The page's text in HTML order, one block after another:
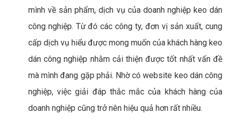
mình về sản phẩm, dịch vụ của doanh nghiệp keo dán
công nghiệp. Từ đó các công ty, đơn vị sản xuất, cung
cấp dịch vụ hiểu được mong muốn của khách hàng keo
dán công nghiệp nhằm cải thiện được tốt nhất vấn đề
mà mình đang gặp phải. Nhờ có website keo dán công
nghiệp, việc giải đáp thắc mắc của khách hàng của
doanh nghiệp cũng trở nên hiệu quả hơn rất nhiều.